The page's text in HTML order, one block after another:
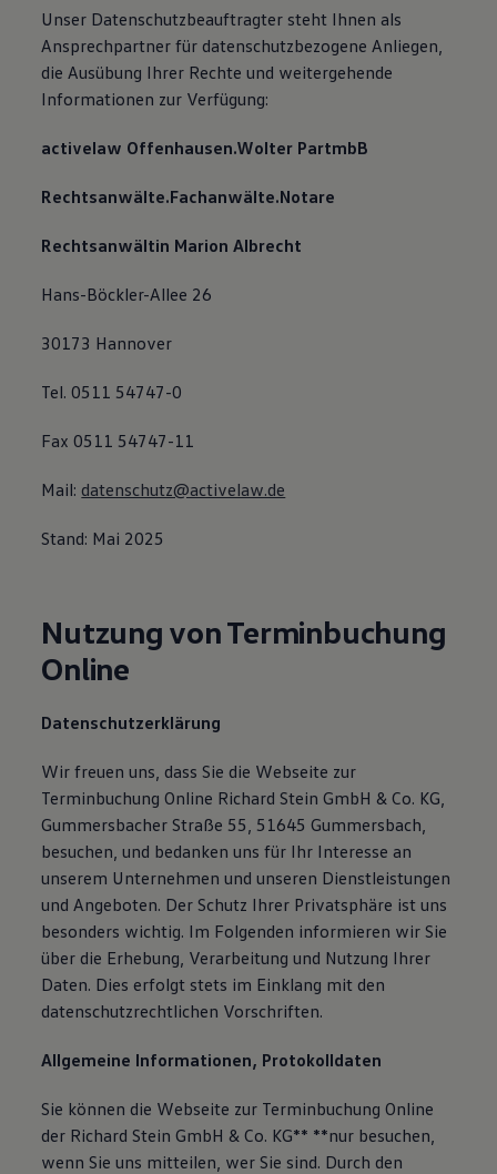
Unser Datenschutzbeauftragter steht Ihnen als
Ansprechpartner für datenschutzbezogene Anliegen,
die Ausübung Ihrer Rechte und weitergehende
Informationen zur Verfügung:
activelaw Offenhausen.Wolter PartmbB
Rechtsanwälte.Fachanwälte.Notare
Rechtsanwältin Marion Albrecht
Hans-Böckler-Allee 26
30173 Hannover
Tel. 0511 54747-0
Fax 0511 54747-11
Mail: datenschutz@activelaw.de
Stand: Mai 2025
Nutzung von Terminbuchung
Online
Datenschutzerklärung
Wir freuen uns, dass Sie die Webseite zur
Terminbuchung Online Richard Stein GmbH & Co. KG,
Gummersbacher Straße 55, 51645 Gummersbach,
besuchen, und bedanken uns für Ihr Interesse an
unserem Unternehmen und unseren Dienstleistungen
und Angeboten. Der Schutz Ihrer Privatsphäre ist uns
besonders wichtig. Im Folgenden informieren wir Sie
über die Erhebung, Verarbeitung und Nutzung Ihrer
Daten. Dies erfolgt stets im Einklang mit den
datenschutzrechtlichen Vorschriften.
Allgemeine Informationen, Protokolldaten
Sie können die Webseite zur Terminbuchung Online
der Richard Stein GmbH & Co. KG** **nur besuchen,
wenn Sie uns mitteilen, wer Sie sind. Durch den